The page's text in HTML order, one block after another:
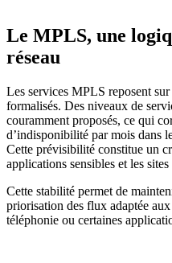
Le MPLS, une
réseau
Les services MPLS reposent
formalisés. Des niveaux de
couramment proposés, ce qui
d’indisponibilité par mois dans
Cette prévisibilité constitue un
applications sensibles et les sites
Cette stabilité permet de
priorisation des flux adaptée
téléphonie ou certaines